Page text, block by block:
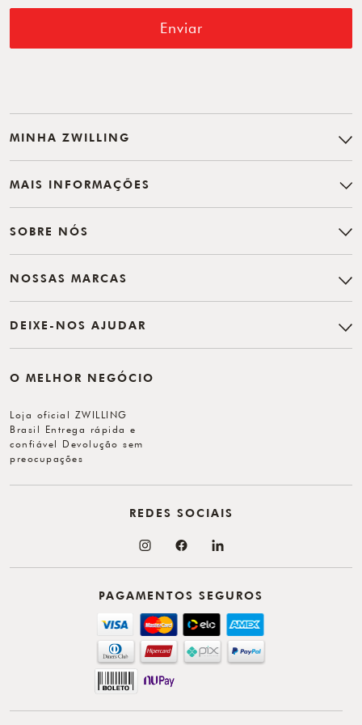
Enviar
MINHA ZWILLING
MAIS INFORMAÇÕES
SOBRE NÓS
NOSSAS MARCAS
DEIXE-NOS AJUDAR
O MELHOR NEGÓCIO
Loja oficial ZWILLING
Brasil Entrega rápida e
confiável Devolução sem
preocupações
PAGAMENTOS SEGUROS
REDES SOCIAIS